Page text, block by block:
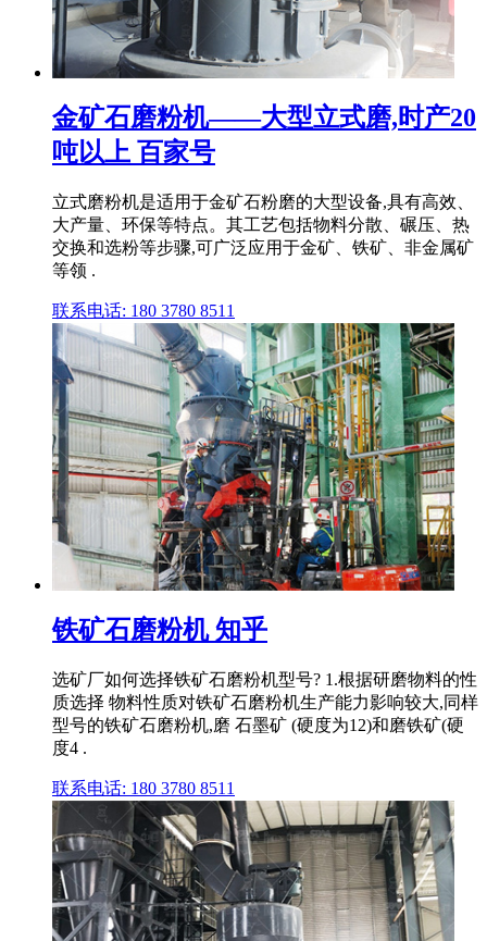
金矿石磨粉机——大型立式磨,时产20
吨以上 百家号
立式磨粉机是适用于金矿石粉磨的大型设备,具有高效、
大产量、环保等特点。其工艺包括物料分散、碾压、热
交换和选粉等步骤,可广泛应用于金矿、铁矿、非金属矿
等领 .
联系电话: 180 3780 8511
铁矿石磨粉机 知乎
选矿厂如何选择铁矿石磨粉机型号? 1.根据研磨物料的性
质选择 物料性质对铁矿石磨粉机生产能力影响较大,同样
型号的铁矿石磨粉机,磨 石墨矿 (硬度为12)和磨铁矿(硬
度4 .
联系电话: 180 3780 8511